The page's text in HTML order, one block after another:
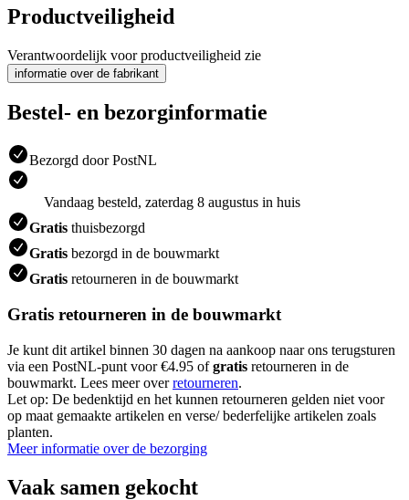
Productveiligheid
Verantwoordelijk voor productveiligheid zie
informatie over de fabrikant
Bestel- en bezorginformatie
Bezorgd door PostNL
Vandaag besteld, zaterdag 8 augustus in huis
Gratis thuisbezorgd
Gratis bezorgd in de bouwmarkt
Gratis retourneren in de bouwmarkt
Gratis retourneren in de bouwmarkt
Je kunt dit artikel binnen 30 dagen na aankoop naar ons terugsturen
via een PostNL-punt voor €4.95 ofgratis retourneren in de
bouwmarkt. Lees meer overretourneren.
Let op: De bedenktijd en het kunnen retourneren gelden niet voor
op maat gemaakte artikelen en verse/ bederfelijke artikelen zoals
planten.
Meer informatie over de bezorging
Vaak samen gekocht